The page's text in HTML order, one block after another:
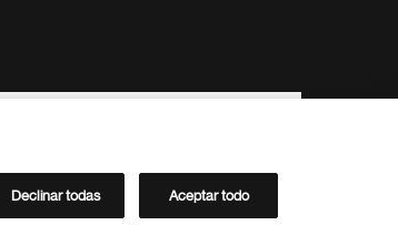
Directorio de Novartis
Declinar todas Aceptar todo